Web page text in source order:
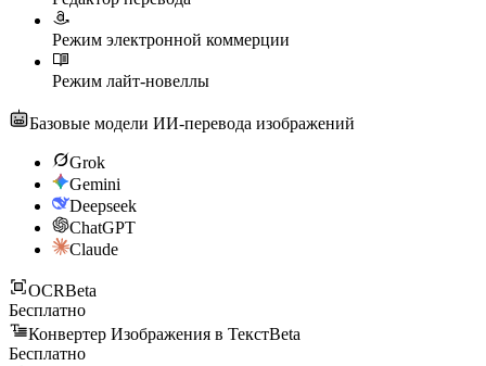
Режим электронной коммерции
Режим лайт-новеллы
Базовые модели ИИ-перевода изображений
Grok
Gemini
Deepseek
ChatGPT
Claude
OCRBeta
Бесплатно
Конвертер Изображения в ТекстBeta
Бесплатно